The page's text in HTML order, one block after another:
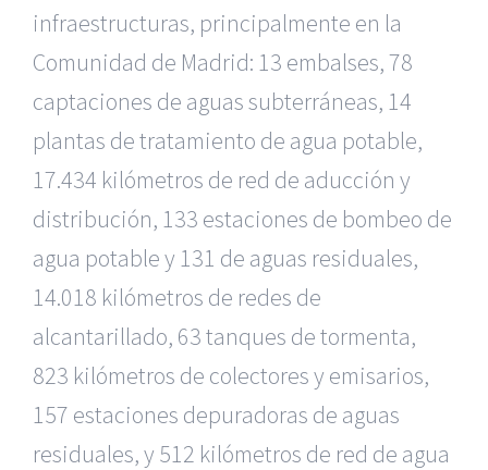
infraestructuras, principalmente en la
Comunidad de Madrid: 13 embalses, 78
captaciones de aguas subterráneas, 14
plantas de tratamiento de agua potable,
17.434 kilómetros de red de aducción y
distribución, 133 estaciones de bombeo de
agua potable y 131 de aguas residuales,
14.018 kilómetros de redes de
alcantarillado, 63 tanques de tormenta,
823 kilómetros de colectores y emisarios,
157 estaciones depuradoras de aguas
residuales, y 512 kilómetros de red de agua
|Reclamación de Accidentes en Alicante|Reclamación
de Accidentes en Madrid|BGD Abogados Madrid |GM